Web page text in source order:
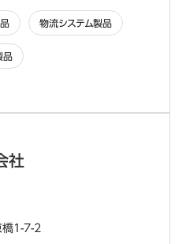
物流システム製品
品
社
橋1-7-2